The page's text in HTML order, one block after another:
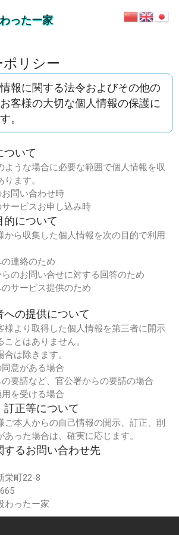
ったー家
リシー
報に関する法令およびその他の
客様の大切な個人情報の保護に
。
ついて
ような場合に必要な範囲で個人情報を収
ます。
問い合わせ時
ービスお申し込み時
的について
から収集した個人情報を次の目的で利用
連絡のため
のお問い合せに対する回答のため
サービス提供のため
の提供について
様より取得した個人情報を第三者に開示
ことはありません。
は除きます。
意がある場合
要請など、官公署からの要請の場合
を受ける場合
正等について
ご本人からの自己情報の開示、訂正、削
あった場合は、確実に応じます。
するお問い合わせ先
栄町22-8
わったー家